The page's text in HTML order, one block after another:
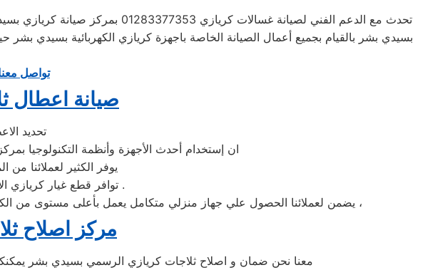
تحدث مع الدعم الفني لصيانة
بسيدي بشر بالقيام بجميع أعمال الصيانة الخاصة باجهزة كريازي الكهربائية بسيدي
تواصل
صيانة اعطال
تحديد
ان إستخدام أحدث الأجهزة وأنظمة التكنولوجيا
يوفر الكثير لعملائنا من
» توافر قطع غيار كريازي الاصلية في مركز صيانة كريازي بسيدي بشر .
يضمن لعملائنا الحصول علي جهاز منزلي متكامل يعمل بأعلى مستوى من الكفاءة التي ينتظرها عملائنا ولتعزيز الثقة في مركز صيانة كريازي سيدي بشر المعتمد بسيدي بشر ،
مركز اصلاح
معنا نحن ضمان و اصلاح ثلاجات كريازي الرسمي بسيدي بشر يمكنكم